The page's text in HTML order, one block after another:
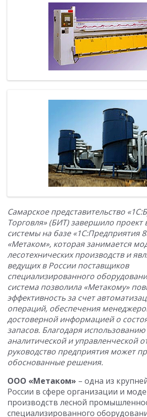
Самарское представительство
Торговля» (БИТ) завершило проект
системы на базе «1С:Предприятия
«Метаком», которая занимается
лесотехнических производств и
ведущих в России поставщиков
специализированного
система позволила «Метакому»
эффективностьза счет
операций, обеспечения
достоверной информацией о
запасов. Благодаря
аналитической и управленческой
руководство предприятия может
обоснованные решения.
ООО «Метаком» – одна из
России в сфере организации и
производств лесной
специализированного